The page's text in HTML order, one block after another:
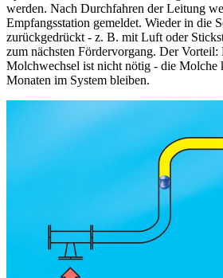
werden. Nach Durchfahren der Leitung
Empfangsstation gemeldet. Wieder in die
zurückgedrückt - z. B. mit Luft oder
zum nächsten Fördervorgang. Der Vorteil:
Molchwechsel ist nicht nötig - die Molche
Monaten im System bleiben.